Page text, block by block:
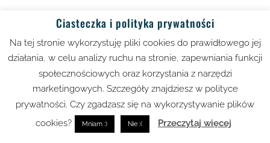
Ciasteczka i polityka prywatności
Na tej stronie wykorzystuję pliki cookies do prawidłowego jej
działania, w celu analizy ruchu na stronie, zapewniania funkcji
społecznościowych oraz korzystania z narzędzi
marketingowych. Szczegóły znajdziesz w polityce
prywatności. Czy zgadzasz się na wykorzystywanie plików
cookies?
Mniam :) Nie :( Przeczytaj więcej